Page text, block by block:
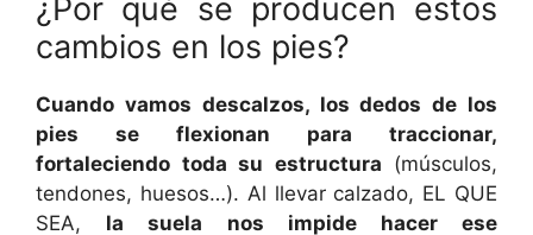
¿Por qué se producen estos
cambios en los pies?
Cuando vamos descalzos, los dedos de los
pies se flexionan para traccionar,
fortaleciendo toda su estructura (músculos,
tendones, huesos…). Al llevar calzado, EL QUE
SEA, la suela nos impide hacer ese